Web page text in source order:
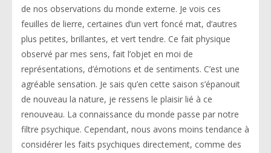
de nos observations du monde externe. Je vois ces
feuilles de lierre, certaines d’un vert foncé mat, d’autres
plus petites, brillantes, et vert tendre. Ce fait physique
observé par mes sens, fait l’objet en moi de
représentations, d’émotions et de sentiments. C’est une
agréable sensation. Je sais qu’en cette saison s’épanouit
de nouveau la nature, je ressens le plaisir lié à ce
renouveau. La connaissance du monde passe par notre
filtre psychique. Cependant, nous avons moins tendance à
considérer les faits psychiques directement, comme des